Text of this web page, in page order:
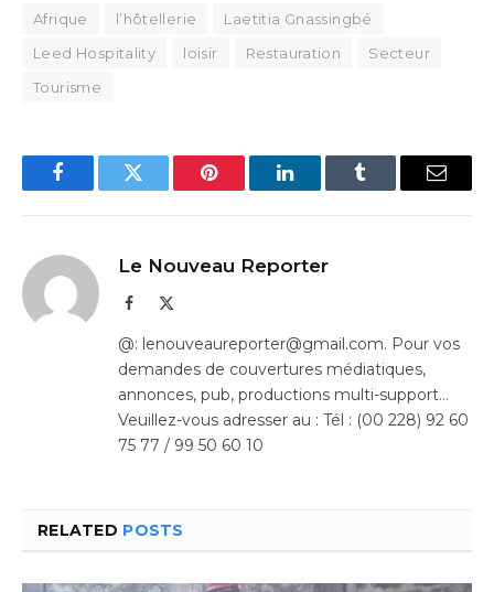
Afrique l’hôtellerie
Laetitia Gnassingbé
Leed Hospitality
loisir Restauration
Secteur
Tourisme
FacebookTwitter Pinterest LinkedInTumblr Email
Le Nouveau Reporter
Facebook
@: lenouveaureporter@gmail.com. Pour vos
demandes de couvertures médiatiques,
annonces, pub, productions multi-support…
Veuillez-vous adresser au : Tél : (00 228) 92 60
75 77 / 99 50 60 10
RELATED POSTS